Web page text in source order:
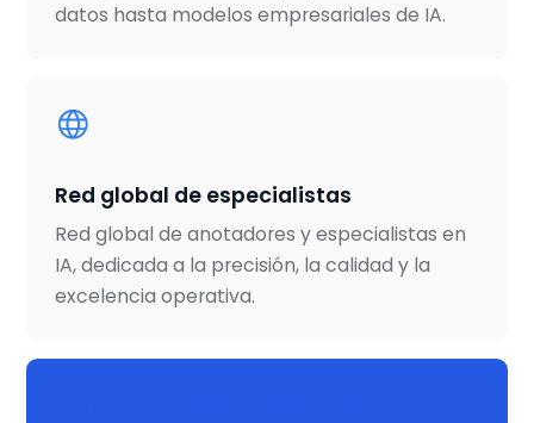
datos hasta modelos empresariales de IA.
Red global de especialistas
Red global de anotadores y especialistas en
IA, dedicada a la precisión, la calidad y la
excelencia operativa.